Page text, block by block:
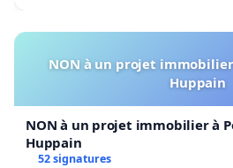
NON à un projet
Huppain
NON à un projet immobilier à
Huppain
52 signatures